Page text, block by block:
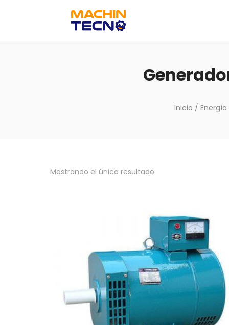
Inicio / Energía
Mostrando el único resultado